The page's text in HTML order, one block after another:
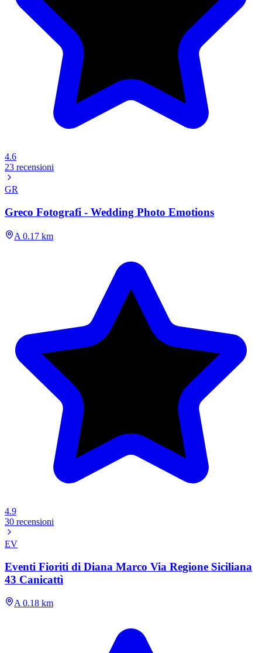
4.6
23 recensioni
GR
Greco Fotografi - Wedding Photo Emotions
A 0.17 km
4.9
30 recensioni
EV
Eventi Fioriti di Diana Marco Via Regione Siciliana
43 Canicattì
A 0.18 km